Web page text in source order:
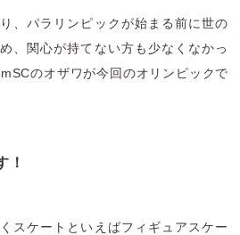
、パラリンピックが始まる前に世の
、関心が持てない方も少なくなかっ
のオザワが今回のオリンピックで
！
スケートといえばフィギュアスケー